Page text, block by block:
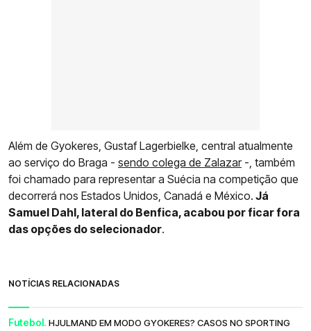
Além de Gyokeres, Gustaf Lagerbielke, central atualmente
ao serviço do Braga - sendo colega de Zalazar-, também
foi chamado para representar a Suécia na competição que
decorrerá nos Estados Unidos, Canadá e México. Já
Samuel Dahl, lateral do Benfica, acabou por ficar fora
das opções do selecionador.
NOTÍCIAS RELACIONADAS
Futebol. HJULMAND EM MODO GYOKERES? CASOS NO SPORTING